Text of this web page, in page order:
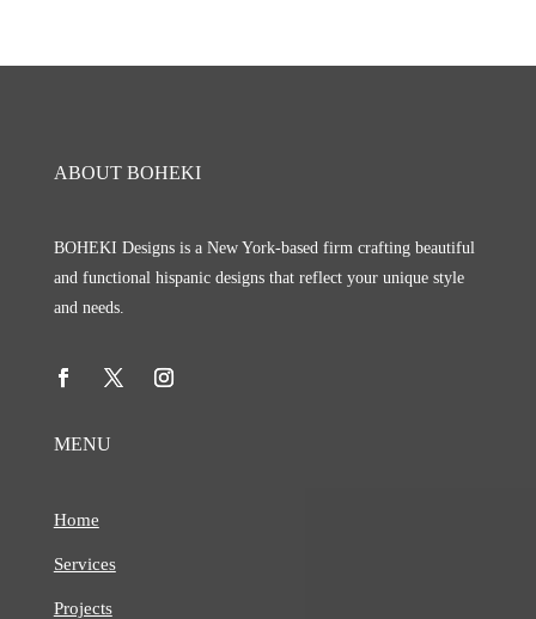
ABOUT BOHEKI
BOHEKI Designs is a New York-based firm crafting beautiful
and functional hispanic designs that reflect your unique style
and needs.
MENU
Home
Services
Projects